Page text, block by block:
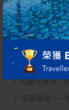
10:30、11:30、
●接駁車需提前24
如欲取消接駁，
●乘車地址：
1. 花蓮火車站：
2. 花蓮機場：一